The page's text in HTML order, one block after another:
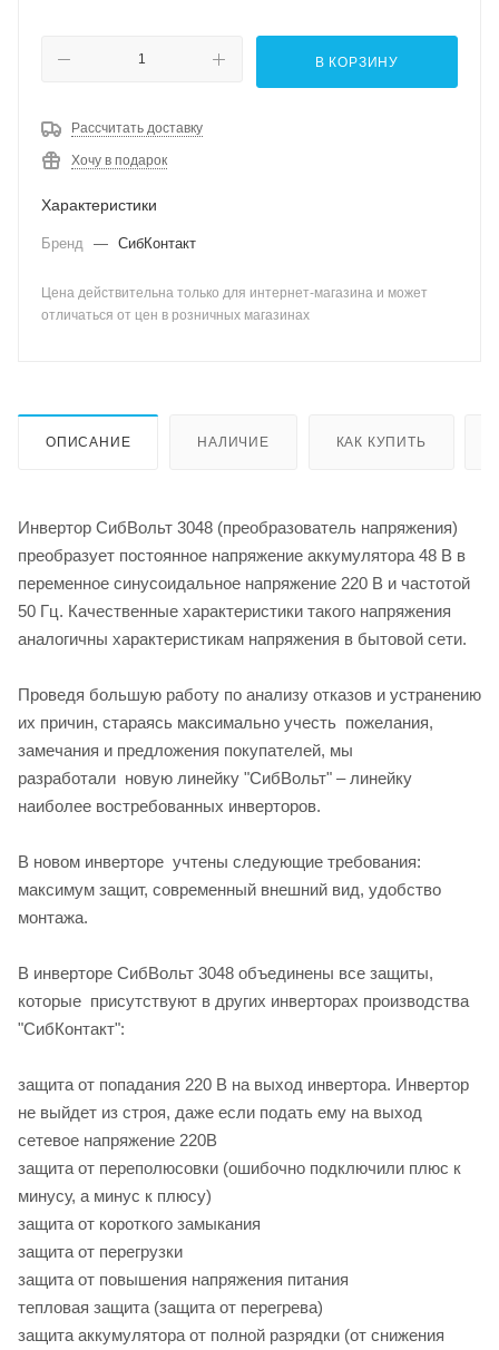
В КОРЗИНУ
Рассчитать доставку
Хочу в подарок
Характеристики
Бренд — СибКонтакт
Цена действительна только для интернет-магазина и может
отличаться от цен в розничных магазинах
ОПИСАНИЕ НАЛИЧИЕ КАК КУПИТЬ
Инвертор СибВольт 3048 (преобразователь напряжения)
преобразует постоянное напряжение аккумулятора 48 В в
переменное синусоидальное напряжение 220 В и частотой
50 Гц. Качественные характеристики такого напряжения
аналогичны характеристикам напряжения в бытовой сети.
Проведя большую работу по анализу отказов и устранению
их причин, стараясь максимально учесть пожелания,
замечания и предложения покупателей, мы
разработали новую линейку "СибВольт" – линейку
наиболее востребованных инверторов.
В новом инверторе учтены следующие требования:
максимум защит, современный внешний вид, удобство
монтажа.
В инверторе СибВольт 3048 объединены все защиты,
которые присутствуют в других инверторах производства
"СибКонтакт":
защита от попадания 220 В на выход инвертора. Инвертор
не выйдет из строя, даже если подать ему на выход
сетевое напряжение 220В
защита от переполюсовки (ошибочно подключили плюс к
минусу, а минус к плюсу)
защита от короткого замыкания
защита от перегрузки
защита от повышения напряжения питания
тепловая защита (защита от перегрева)
защита аккумулятора от полной разрядки (от снижения